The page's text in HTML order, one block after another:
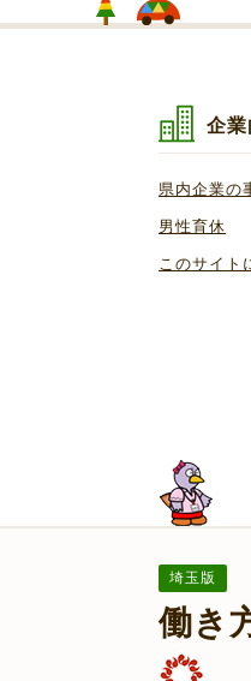
企業
県内企業の
男性育休
このサイト
埼玉版
働き